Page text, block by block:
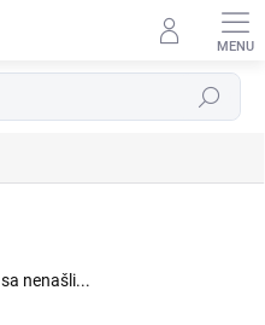
Hľadať
sa nenašli...